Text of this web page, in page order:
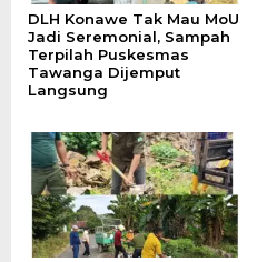
DLH Konawe Tak Mau MoU
Jadi Seremonial, Sampah
Terpilah Puskesmas
Tawanga Dijemput
Langsung